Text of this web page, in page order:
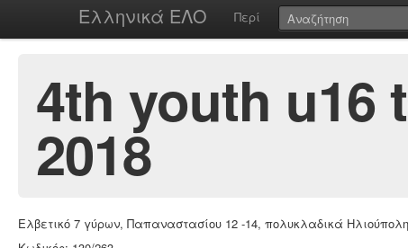
Ελληνικά ΕΛΟ Περί
4th youth u16
2018
Ελβετικό 7 γύρων, Παπαναστασίου 12 -14, πολυκλαδικά